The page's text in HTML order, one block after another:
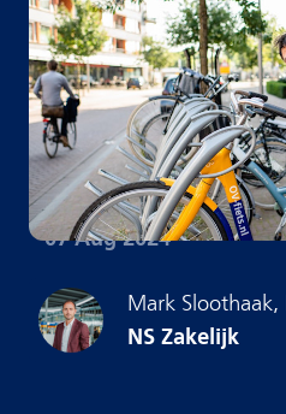
·07 Aug 2024
Mark Sloothaak,
NS Zakelijk